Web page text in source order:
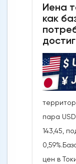
это
430/4
более
прорыв
на нет
дней):
Иена
как
пара
143,45,
цен в